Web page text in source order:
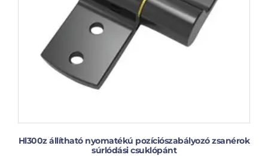
Hl300z állítható nyomatékú pozíciószabályozó zsanérok
súrlódási csuklópánt